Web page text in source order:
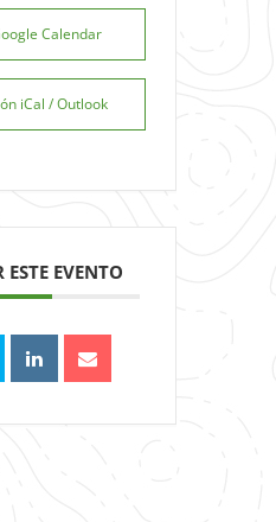
Calendar
iCal / Outlook
EVENTO